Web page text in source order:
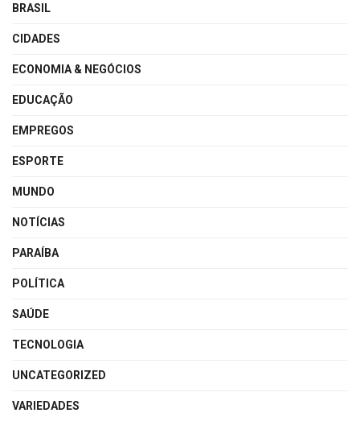
BRASIL
CIDADES
ECONOMIA & NEGÓCIOS
EDUCAÇÃO
EMPREGOS
ESPORTE
MUNDO
NOTÍCIAS
PARAÍBA
POLÍTICA
SAÚDE
TECNOLOGIA
UNCATEGORIZED
VARIEDADES